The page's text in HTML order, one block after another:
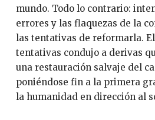
mundo. Todo lo contrario:
errores y las flaquezas de la
las tentativas de reformarla.
tentativas condujo a derivas
una restauración salvaje del
poniéndose fin a la primera
la humanidad en dirección al